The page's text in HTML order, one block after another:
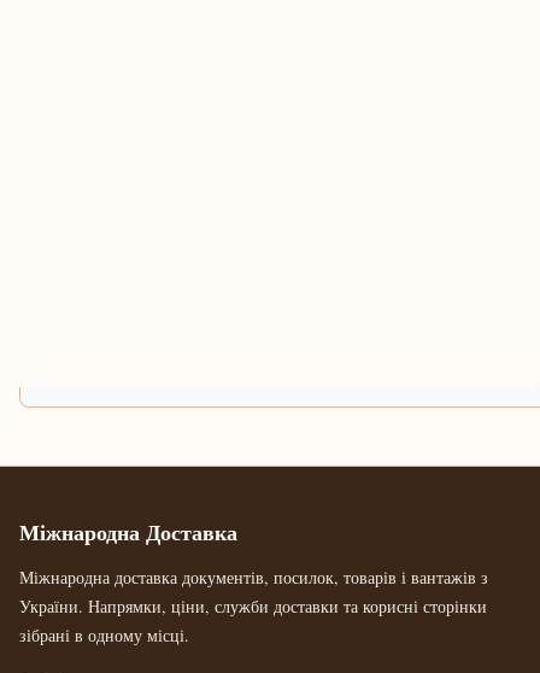
Міжнародна Доставка
Міжнародна доставка документів, посилок, товарів і вантажів з
України. Напрямки, ціни, служби доставки та корисні сторінки
зібрані в одному місці.